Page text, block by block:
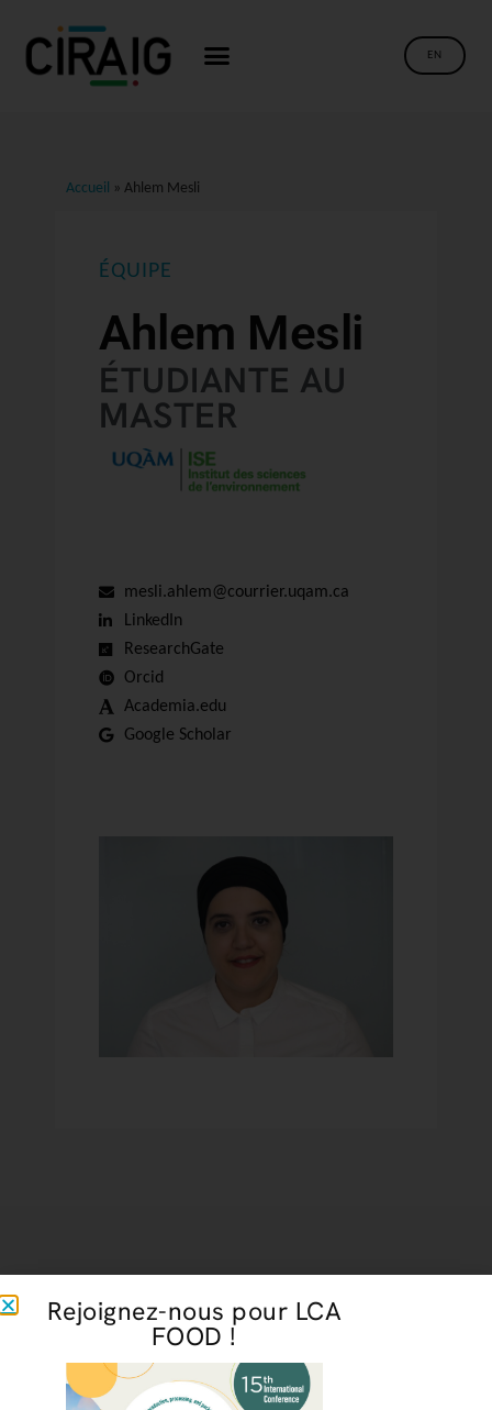
EN
Accueil » Ahlem Mesli
ÉQUIPE
Ahlem Mesli
ÉTUDIANTE AU
MASTER
mesli.ahlem@courrier.uqam.ca
LinkedIn
ResearchGate
Orcid
Academia.edu
Google Scholar
Rejoignez-nous pour LCA
FOOD !